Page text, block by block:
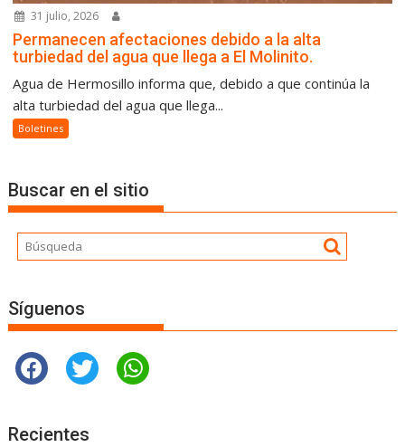
31 julio, 2026
Permanecen afectaciones debido a la alta
turbiedad del agua que llega a El Molinito.
Agua de Hermosillo informa que, debido a que continúa la
alta turbiedad del agua que llega...
Boletines
Buscar en el sitio
Síguenos
Recientes